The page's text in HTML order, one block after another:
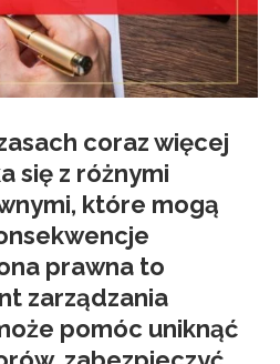
coraz więcej
się z różnymi
które mogą
prawna to
zarządzania
pomóc uniknąć